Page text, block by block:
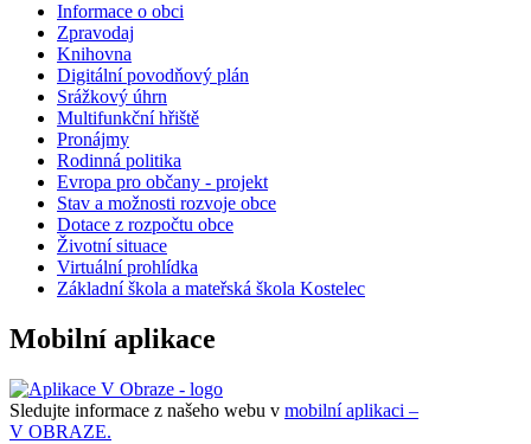
Informace o obci
Zpravodaj
Knihovna
Digitální povodňový plán
Srážkový úhrn
Multifunkční hřiště
Pronájmy
Rodinná politika
Evropa pro občany - projekt
Stav a možnosti rozvoje obce
Dotace z rozpočtu obce
Životní situace
Virtuální prohlídka
Základní škola a mateřská škola Kostelec
Mobilní aplikace
Sledujte informace z našeho webu v mobilní aplikaci –
V OBRAZE.